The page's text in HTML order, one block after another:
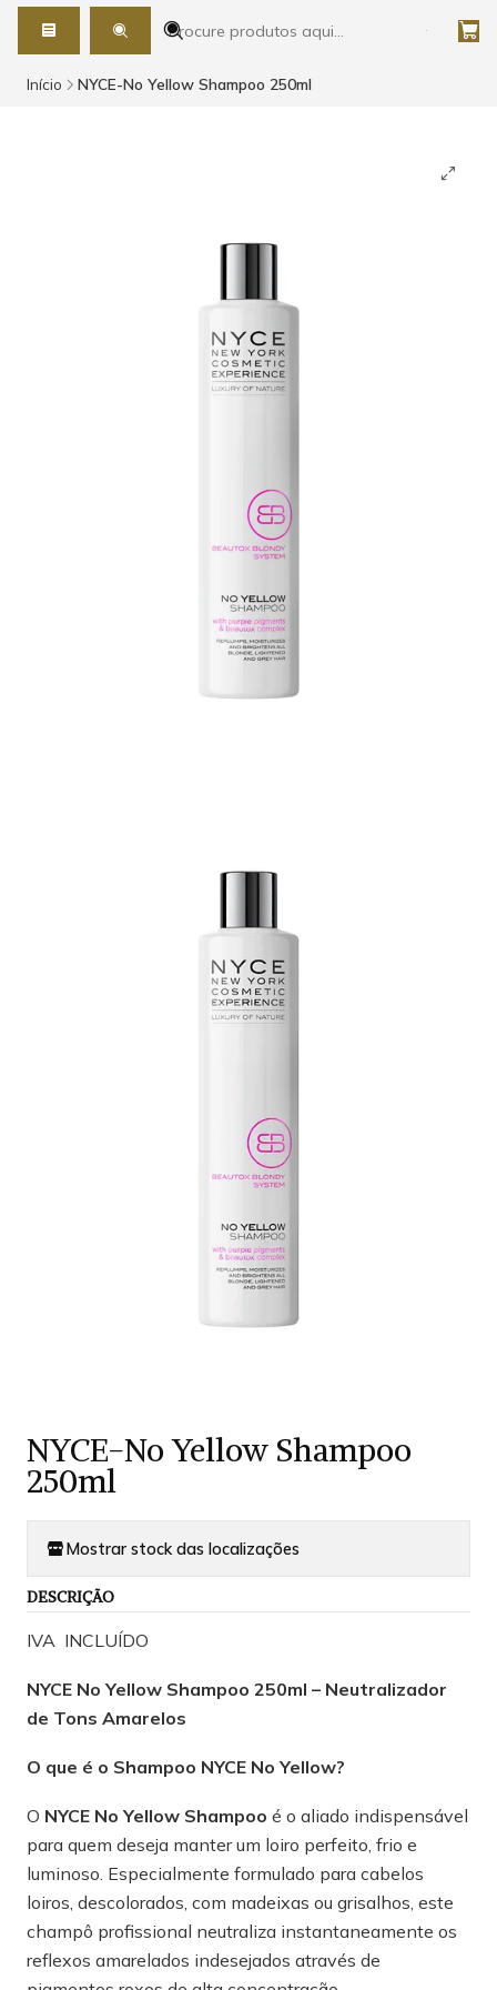
Início NYCE-No Yellow Shampoo 250ml
NYCE-No Yellow Shampoo
250ml
Mostrar stock das localizações
DESCRIÇÃO
IVA INCLUÍDO
NYCE No Yellow Shampoo 250ml – Neutralizador
de Tons Amarelos
O que é o Shampoo NYCE No Yellow?
O NYCE No Yellow Shampoo é o aliado indispensável
para quem deseja manter um loiro perfeito, frio e
luminoso. Especialmente formulado para cabelos
loiros, descolorados, com madeixas ou grisalhos, este
champô profissional neutraliza instantaneamente os
reflexos amarelados indesejados através de